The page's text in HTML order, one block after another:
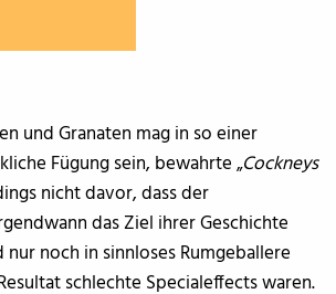
und Granaten mag in so einer
Fügung sein, bewahrte „Cockneys
nicht davor, dass der
das Ziel ihrer Geschichte
noch in sinnloses Rumgeballere
schlechte Specialeffects waren.